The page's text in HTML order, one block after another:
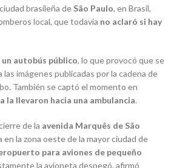
brasileña de São Paulo, en Brasil,
local, que todavía no aclaró si hay
un autobús público, lo que provocó que se
las imágenes publicadas por la cadena de
También se captó el momento en
la llevaron hacia una ambulancia.
de la avenida Marquês de São
en la zona oeste de la mayor ciudad de
para aviones de pequeño
la avioneta despegó, afirmó